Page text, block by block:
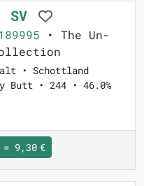
SV
• The Un-
• Schottland
Butt • 244 • 46.0%
9,30 €